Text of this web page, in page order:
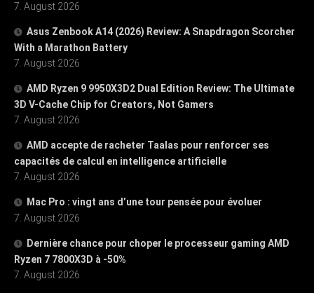
7. August 2026
Asus Zenbook A14 (2026) Review: A Snapdragon Scorcher
With a Marathon Battery
7. August 2026
AMD Ryzen 9 9950X3D2 Dual Edition Review: The Ultimate
3D V-Cache Chip for Creators, Not Gamers
7. August 2026
AMD accepte de racheter Taalas pour renforcer ses
capacités de calcul en intelligence artificielle
7. August 2026
Mac Pro : vingt ans d’une tour pensée pour évoluer
7. August 2026
Dernière chance pour choper le processeur gaming AMD
Ryzen 7 7800X3D à -50%
7. August 2026